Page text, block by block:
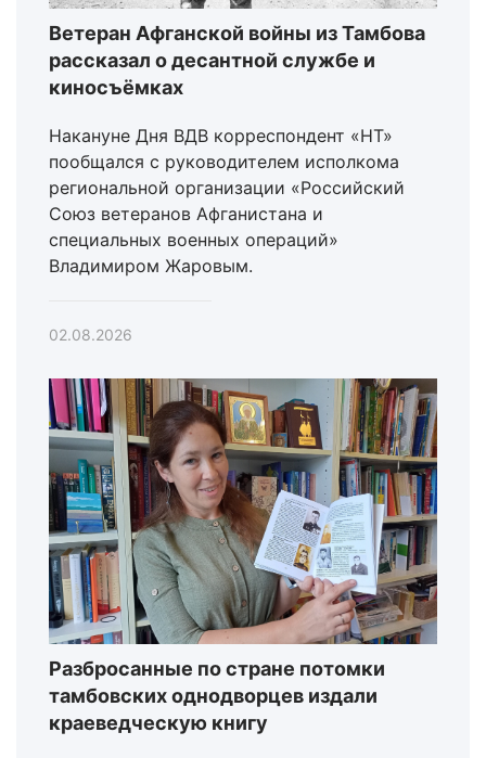
Ветеран Афганской войны из Тамбова
рассказал о десантной службе и
киносъёмках
Накануне Дня ВДВ корреспондент «НТ»
пообщался с руководителем исполкома
региональной организации «Российский
Союз ветеранов Афганистана и
специальных военных операций»
Владимиром Жаровым.
02.08.2026
Разбросанные по стране потомки
тамбовских однодворцев издали
краеведческую книгу